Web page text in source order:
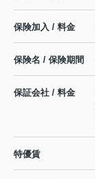
保険加入 / 料金
保険名 / 保険期間
保証会社 / 料金
特優賃